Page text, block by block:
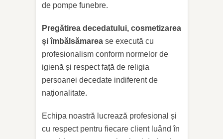
de pompe funebre.
Pregătirea decedatului, cosmetizarea
și îmbălsămarea se execută cu
profesionalism conform normelor de
igienă și respect față de religia
persoanei decedate indiferent de
naționalitate.
Echipa noastră lucrează profesional și
cu respect pentru fiecare client luând în